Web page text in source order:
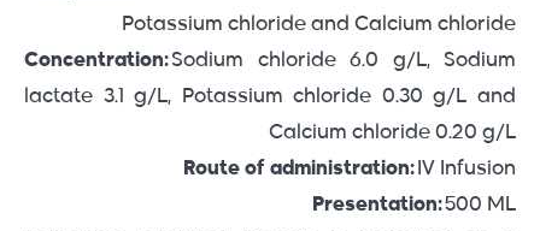
Potassium chloride and Calcium chloride
Concentration:Sodium chloride 6.0 g/L, Sodium
lactate 3.1 g/L, Potassium chloride 0.30 g/L and
Calcium chloride 0.20 g/L
Route of administration: IV Infusion
Presentation:500 ML